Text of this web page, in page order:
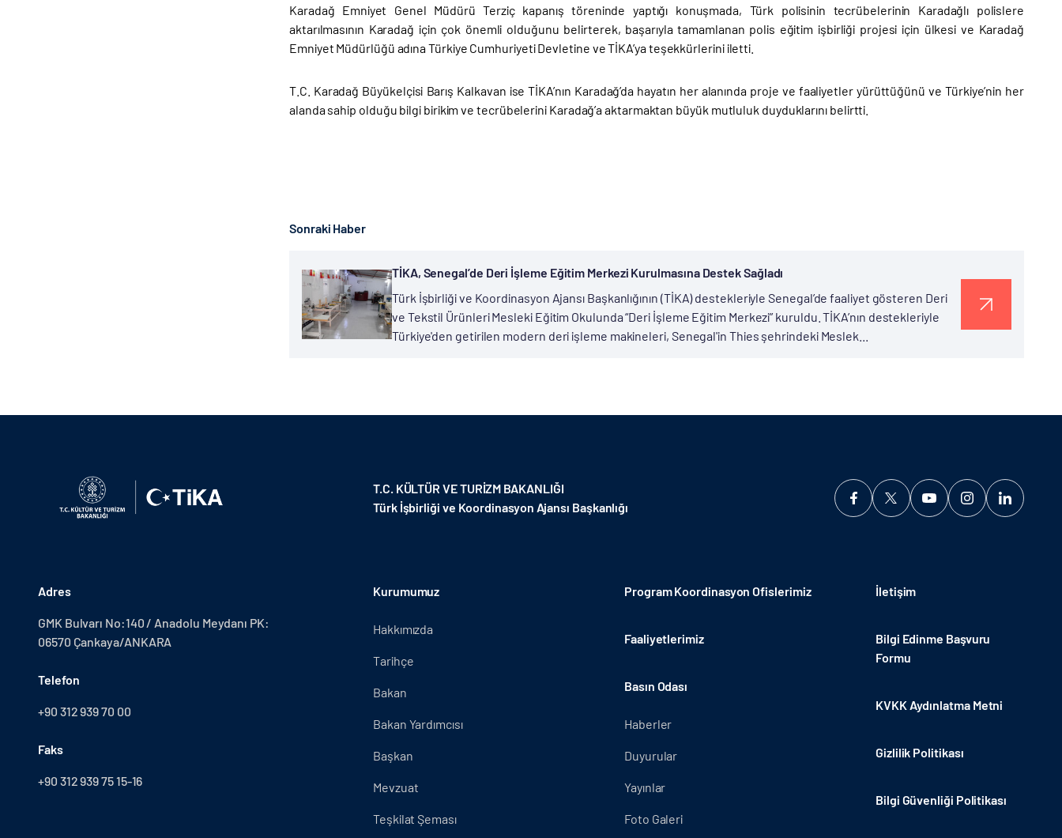
Karadağ Emniyet Genel Müdürü Terziç kapanış töreninde yaptığı konuşmada, Türk polisinin tecrübelerinin Karadağlı polislere
aktarılmasının Karadağ için çok önemli olduğunu belirterek, başarıyla tamamlanan polis eğitim işbirliği projesi için ülkesi ve Karadağ
Emniyet Müdürlüğü adına Türkiye Cumhuriyeti Devletine ve TİKA’ya teşekkürlerini iletti.
T.C. Karadağ Büyükelçisi Barış Kalkavan ise TİKA’nın Karadağ’da hayatın her alanında proje ve faaliyetler yürüttüğünü ve Türkiye’nin her
alanda sahip olduğu bilgi birikim ve tecrübelerini Karadağ’a aktarmaktan büyük mutluluk duyduklarını belirtti.
Sonraki Haber
TİKA, Senegal’de Deri İşleme Eğitim Merkezi Kurulmasına Destek Sağladı
Türk İşbirliği ve Koordinasyon Ajansı Başkanlığının (TİKA) destekleriyle Senegal’de faaliyet gösteren Deri
ve Tekstil Ürünleri Mesleki Eğitim Okulunda “Deri İşleme Eğitim Merkezi” kuruldu. TİKA’nın destekleriyle
Türkiye'den getirilen modern deri işleme makineleri, Senegal'in Thies şehrindeki Meslek...
T.C. KÜLTÜR VE TURİZM BAKANLIĞI
Türk İşbirliği ve Koordinasyon Ajansı Başkanlığı
Adres
GMK Bulvarı No:140 / Anadolu Meydanı PK:
06570 Çankaya/ANKARA
Telefon
+90 312 939 70 00
Faks
+90 312 939 75 15-16
Kurumumuz
Hakkımızda
Tarihçe
Bakan
Bakan Yardımcısı
Başkan
Mevzuat
Teşkilat Şeması
Program Koordinasyon Ofislerimiz
Faaliyetlerimiz
Basın Odası
Haberler
Duyurular
Yayınlar
Foto Galeri
İletişim
Bilgi Edinme Başvuru
Formu
KVKK Aydınlatma Metni
Gizlilik Politikası
Bilgi Güvenliği Politikası